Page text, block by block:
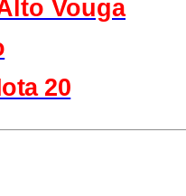
Vouga
20